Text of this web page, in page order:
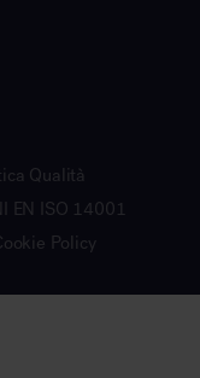
Qualità
EN ISO 14001
Policy